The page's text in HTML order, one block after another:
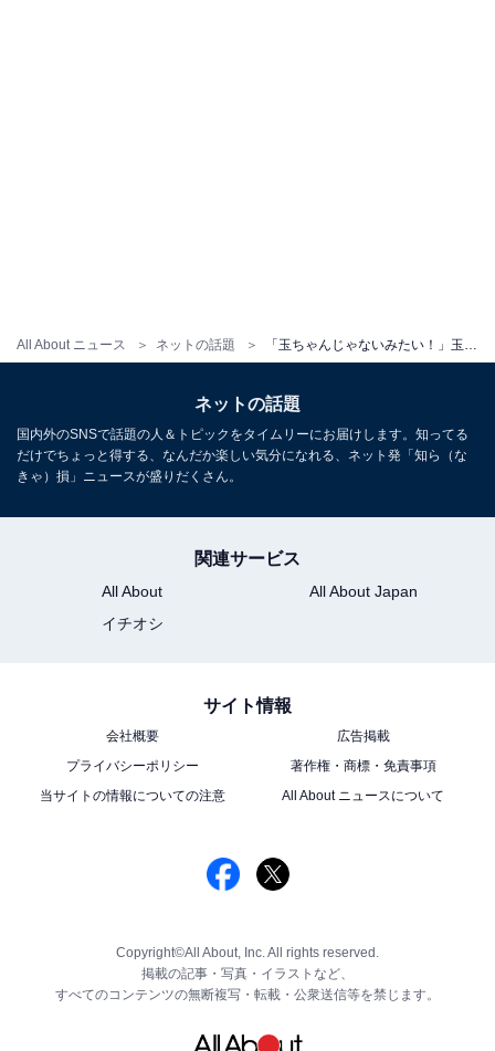
All About ニュース ネットの話題
ネットの話題
国内外のSNSで話題の人＆トピックをタイムリーにお届けします。知ってる
だけでちょっと得する、なんだか楽しい気分になれる、ネット発「知ら（な
きゃ）損」ニュースが盛りだくさん。
関連サービス
All About
All About Japan
イチオシ
サイト情報
会社概要
広告掲載
プライバシーポリシー
著作権・商標・免責事項
当サイトの情報についての注意
All About ニュースについて
Copyright©All About, Inc. All rights reserved.
掲載の記事・写真・イラストなど、
すべてのコンテンツの無断複写・転載・公衆送信等を禁じます。